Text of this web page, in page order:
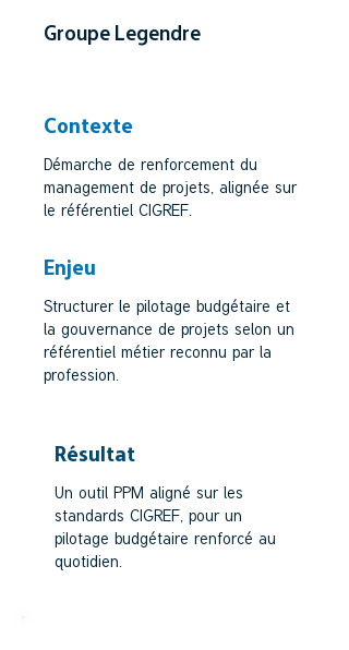
Groupe Legendre
Contexte
Démarche de renforcement du
management de projets, alignée sur
le référentiel CIGREF.
Enjeu
Structurer le pilotage budgétaire et
la gouvernance de projets selon un
référentiel métier reconnu par la
profession.
Résultat
Un outil PPM aligné sur les
standards CIGREF, pour un
pilotage budgétaire renforcé au
quotidien.